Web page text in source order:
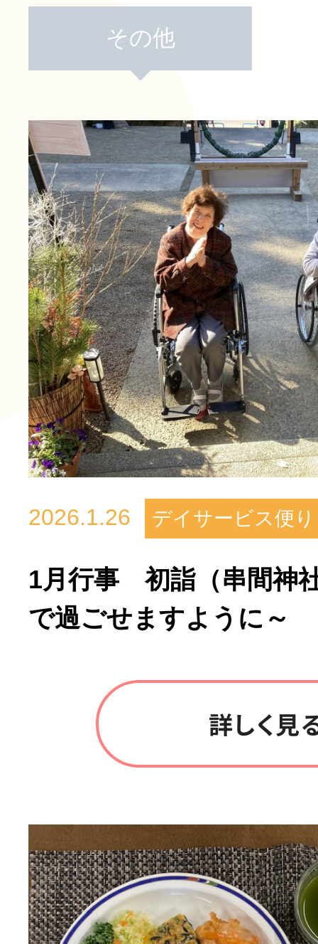
その他
2026.1.26 デイサービス便り
1月行事 初詣（串間神
で過ごせますように～
詳しく見
短期入所療養介護ショー
長寿の里通所リハビリテ
長寿の里 デイサービスセ
グループホーム 長寿
長寿の里在宅介護支援セ
トピック・写真
デイサービス便り
グループホーム便り
通所リハビリテーション
一覧
その他
活動のご